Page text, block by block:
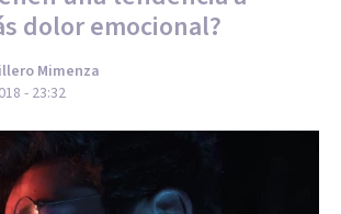
dolor emocional?
Mimenza
- 23:32